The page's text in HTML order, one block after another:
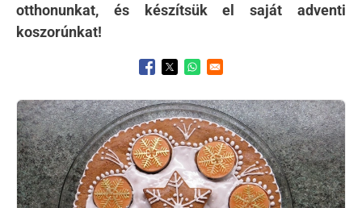
otthonunkat, és készítsük el saját adventi
koszorúnkat!
Opens in a new window
Opens in a new window
Opens in a new window
Kép